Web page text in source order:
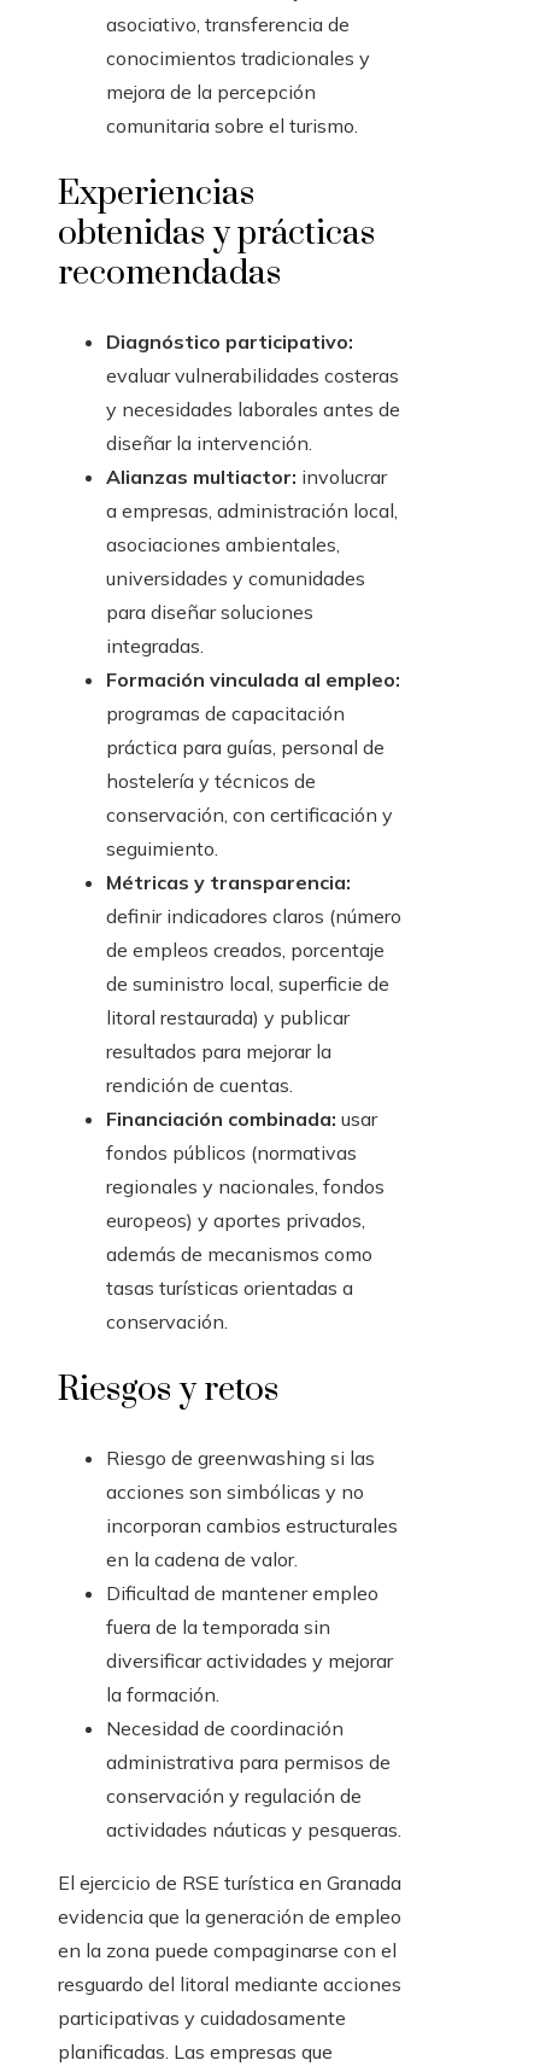
asociativo, transferencia de
conocimientos tradicionales y
mejora de la percepción
comunitaria sobre el turismo.
Experiencias
obtenidas y prácticas
recomendadas
Diagnóstico participativo:
evaluar vulnerabilidades costeras
y necesidades laborales antes de
diseñar la intervención.
Alianzas multiactor: involucrar
a empresas, administración local,
asociaciones ambientales,
universidades y comunidades
para diseñar soluciones
integradas.
Formación vinculada al empleo:
programas de capacitación
práctica para guías, personal de
hostelería y técnicos de
conservación, con certificación y
seguimiento.
Métricas y transparencia:
definir indicadores claros (número
de empleos creados, porcentaje
de suministro local, superficie de
litoral restaurada) y publicar
resultados para mejorar la
rendición de cuentas.
Financiación combinada: usar
fondos públicos (normativas
regionales y nacionales, fondos
europeos) y aportes privados,
además de mecanismos como
tasas turísticas orientadas a
conservación.
Riesgos y retos
Riesgo de greenwashing si las
acciones son simbólicas y no
incorporan cambios estructurales
en la cadena de valor.
Dificultad de mantener empleo
fuera de la temporada sin
diversificar actividades y mejorar
la formación.
Necesidad de coordinación
administrativa para permisos de
conservación y regulación de
actividades náuticas y pesqueras.
El ejercicio de RSE turística en Granada
evidencia que la generación de empleo
en la zona puede compaginarse con el
resguardo del litoral mediante acciones
participativas y cuidadosamente
planificadas. Las empresas que